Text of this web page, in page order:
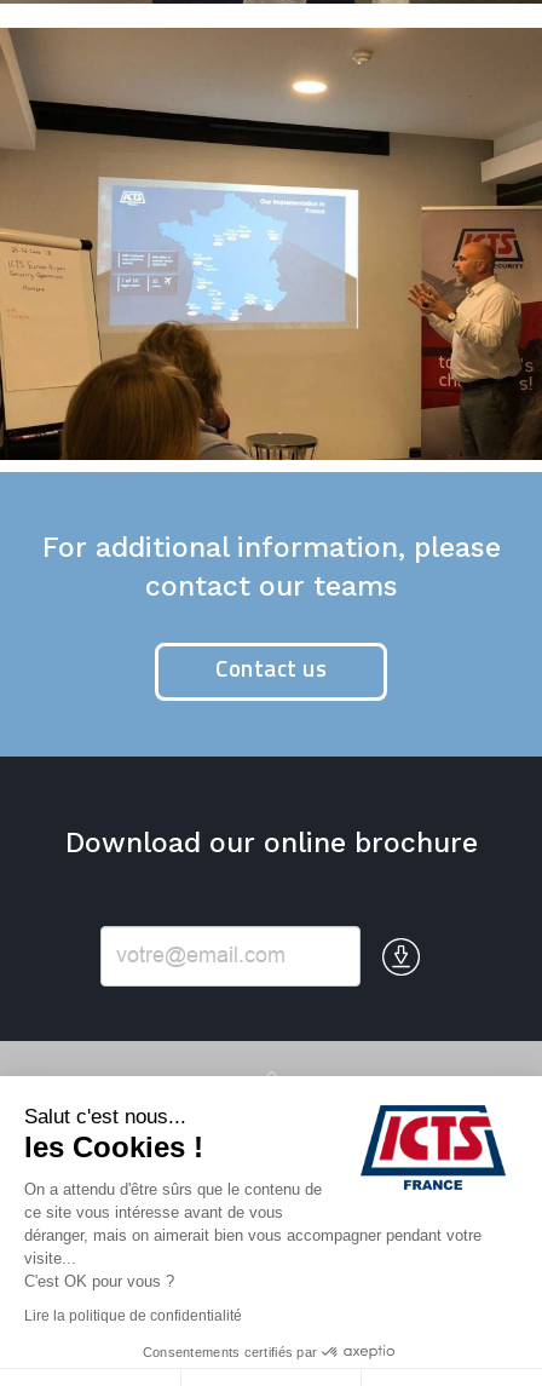
For additional information, please
contact our teams
Contact us
Download our online brochure
ICTS France – Business Security – Home
Legal notices
News
Our activities
Salut c'est nous...
les Cookies !
On a attendu d'être sûrs que le contenu de
ce site vous intéresse avant de vous
déranger, mais on aimerait bien vous accompagner pendant votre
visite...
C'est OK pour vous ?
Lire la politique de confidentialité
Consentements certifiés par